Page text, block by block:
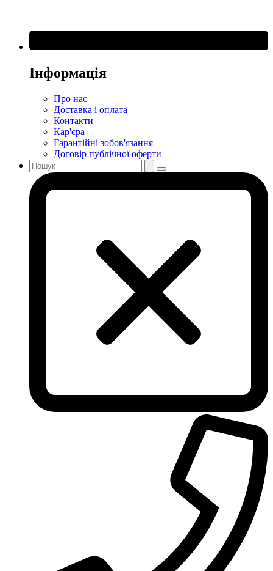
Інформація
Про нас
Доставка і оплата
Контакти
Кар'єра
Гарантійні зобов'язання
Договір публічної оферти